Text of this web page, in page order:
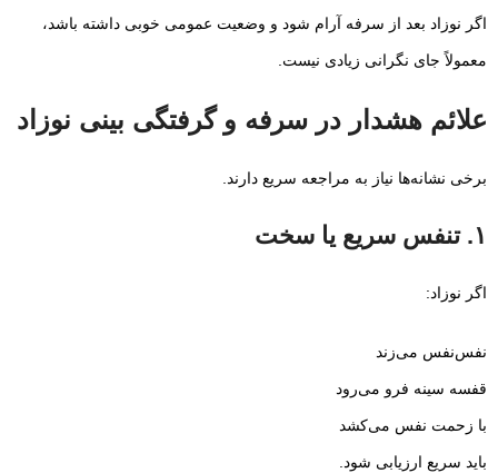
اگر نوزاد بعد از سرفه آرام شود و وضعیت عمومی خوبی داشته باشد،
معمولاً جای نگرانی زیادی نیست.
علائم هشدار در سرفه و گرفتگی بینی نوزاد
برخی نشانه‌ها نیاز به مراجعه سریع دارند.
۱. تنفس سریع یا سخت
اگر نوزاد:
نفس‌نفس می‌زند
قفسه سینه فرو می‌رود
با زحمت نفس می‌کشد
باید سریع ارزیابی شود.